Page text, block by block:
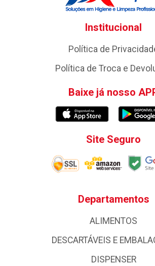
Institucional
Política de
Política de Troca e
Baixe já nosso
Site Seguro
Departamentos
ALIMENTOS
DESCARTÁVEIS E
DISPENSER